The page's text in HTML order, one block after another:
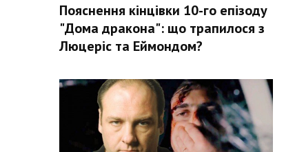
Пояснення кінцівки 10-го епізоду
"Дома дракона": що трапилося з
Люцеріс та Еймондом?